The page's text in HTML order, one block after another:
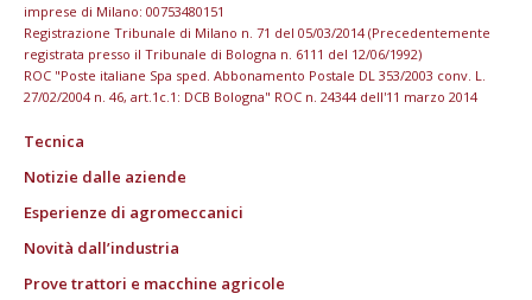
imprese di Milano: 00753480151
Registrazione Tribunale di Milano n. 71 del 05/03/2014 (Precedentemente
registrata presso il Tribunale di Bologna n. 6111 del 12/06/1992)
ROC "Poste italiane Spa sped. Abbonamento Postale DL 353/2003 conv. L.
27/02/2004 n. 46, art.1c.1: DCB Bologna" ROC n. 24344 dell'11 marzo 2014
Tecnica
Notizie dalle aziende
Esperienze di agromeccanici
Novità dall’industria
Prove trattori e macchine agricole